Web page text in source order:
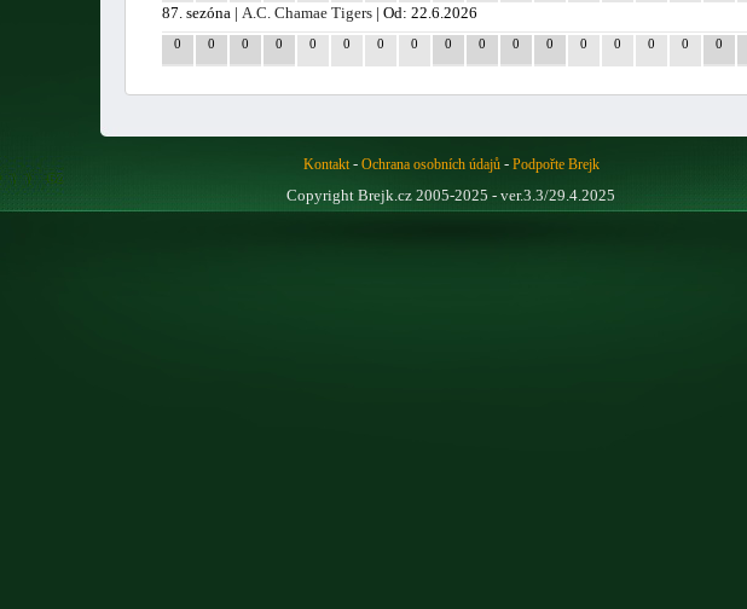
87. sezóna | A.C. Chamae Tigers | Od: 22.6.2026
0 0 0 0 0 0 0 0 0 0 0 0 0 0 0 0 0
Kontakt- Ochrana osobních údajů- Podpořte Brejk
Copyright Brejk.cz 2005-2025 - ver.3.3/29.4.2025